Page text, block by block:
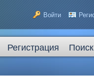
Войти
Регистрация Поиск